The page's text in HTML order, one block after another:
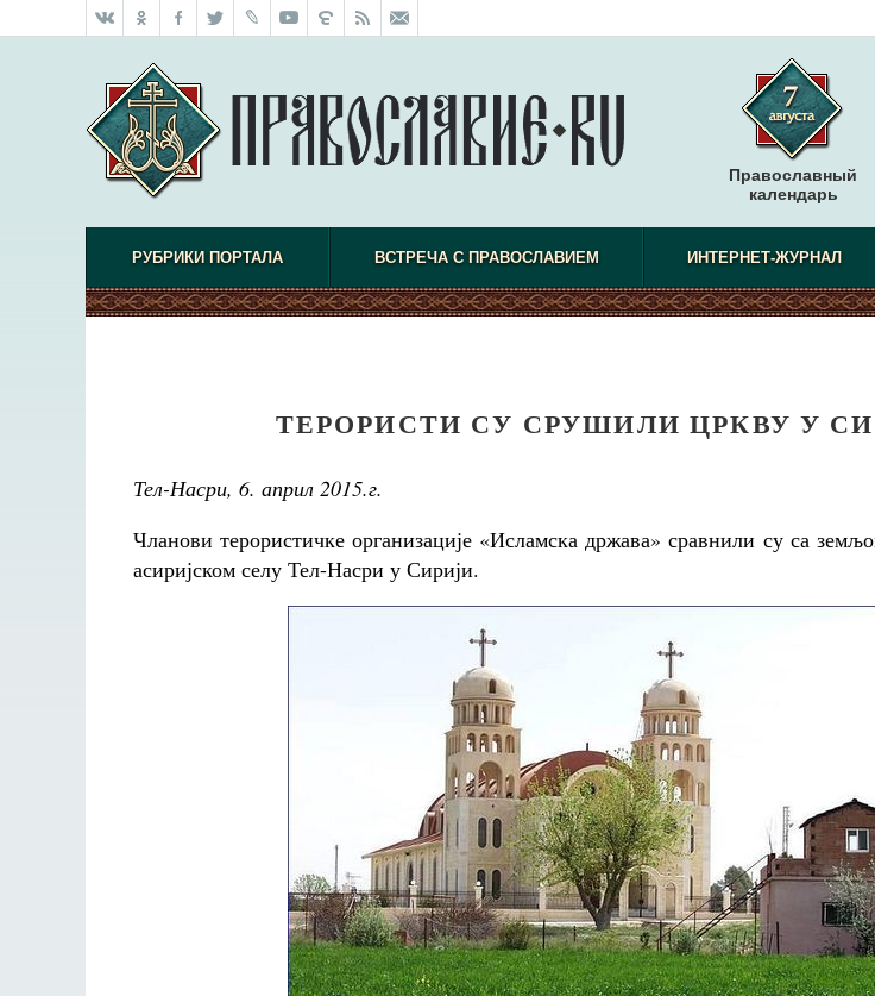
Православный
календарь
РУБРИКИ ПОРТАЛА ВСТРЕЧА С ПРАВОСЛАВИЕМ ИНТЕРНЕТ-ЖУРНАЛ
ТЕРОРИСТИ СУ СРУШИЛИ ЦРКВУ У
Тел-Насри, 6. април 2015.г.
Чланови терористичке организације «Исламска држава» сравнили су са
асиријском селу Тел-Насри у Сирији.